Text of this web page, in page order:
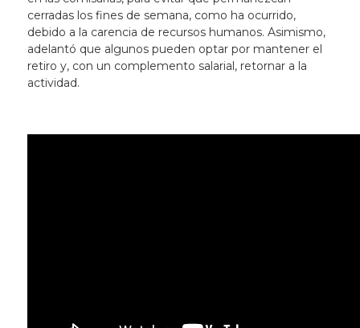
cerradas los fines de semana, como ha ocurrido,
debido a la carencia de recursos humanos. Asimismo,
adelantó que algunos pueden optar por mantener el
retiro y, con un complemento salarial, retornar a la
actividad.